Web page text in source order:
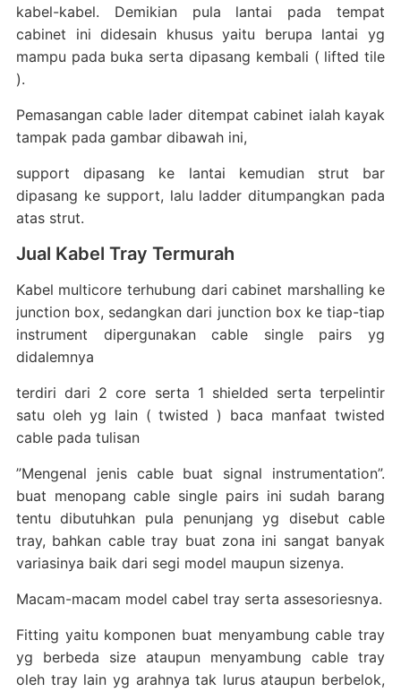
kabel-kabel. Demikian pula lantai pada tempat
cabinet ini didesain khusus yaitu berupa lantai yg
mampu pada buka serta dipasang kembali ( lifted tile
).
Pemasangan cable lader ditempat cabinet ialah kayak
tampak pada gambar dibawah ini,
support dipasang ke lantai kemudian strut bar
dipasang ke support, lalu ladder ditumpangkan pada
atas strut.
Jual Kabel Tray Termurah
Kabel multicore terhubung dari cabinet marshalling ke
junction box, sedangkan dari junction box ke tiap-tiap
instrument dipergunakan cable single pairs yg
didalemnya
terdiri dari 2 core serta 1 shielded serta terpelintir
satu oleh yg lain ( twisted ) baca manfaat twisted
cable pada tulisan
”Mengenal jenis cable buat signal instrumentation”.
buat menopang cable single pairs ini sudah barang
tentu dibutuhkan pula penunjang yg disebut cable
tray, bahkan cable tray buat zona ini sangat banyak
variasinya baik dari segi model maupun sizenya.
Macam-macam model cabel tray serta assesoriesnya.
Fitting yaitu komponen buat menyambung cable tray
yg berbeda size ataupun menyambung cable tray
oleh tray lain yg arahnya tak lurus ataupun berbelok,